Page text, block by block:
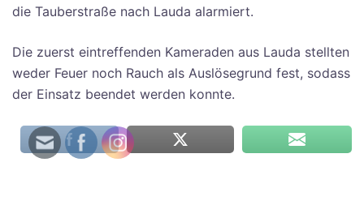
die Tauberstraße nach Lauda alarmiert.
Die zuerst eintreffenden Kameraden aus Lauda stellten
weder Feuer noch Rauch als Auslösegrund fest, sodass
der Einsatz beendet werden konnte.